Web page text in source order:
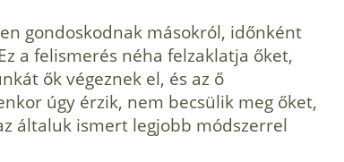
gondoskodnak másokról, időnként
a felismerés néha felzaklatja őket,
ők végeznek el, és az ő
úgy érzik, nem becsülik meg őket,
általuk ismert legjobb módszerrel